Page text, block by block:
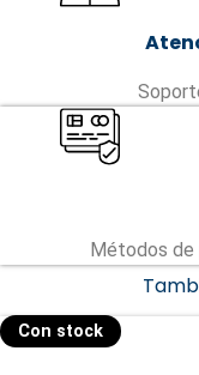
Métodos
Con stock